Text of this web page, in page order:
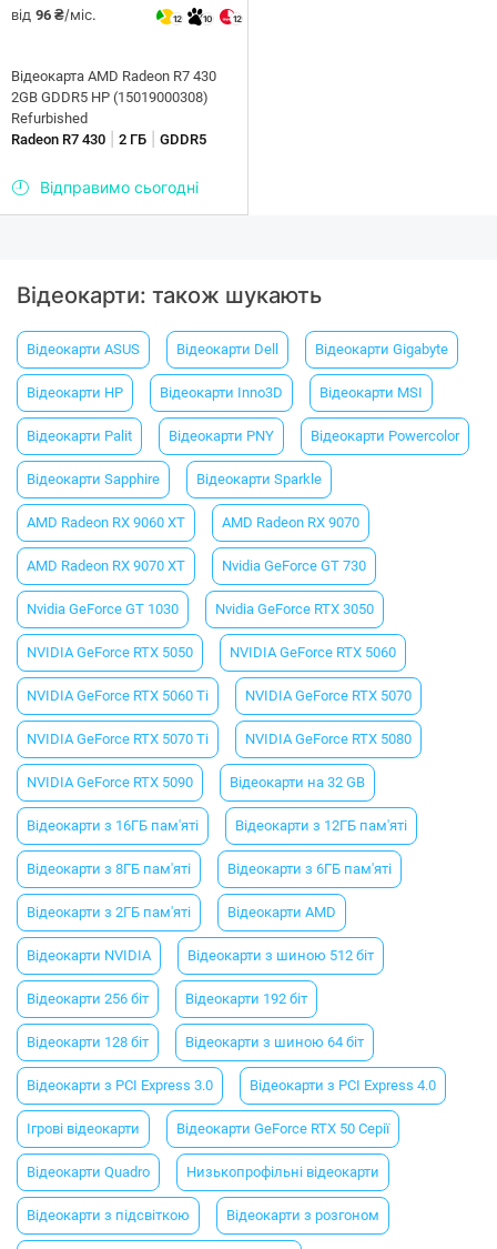
від 96 ₴/міс. 12 10 12
Відеокарта AMD Radeon R7 430
2GB GDDR5 HP (15019000308)
Refurbished
Radeon R7 430
2 ГБ GDDR5
Відправимо сьогодні
Відеокарти: також шукають
Відеокарти ASUS Відеокарти Dell Відеокарти Gigabyte
Відеокарти HP Відеокарти Inno3D Відеокарти MSI
Відеокарти Palit Відеокарти PNY Відеокарти Powercolor
Відеокарти Sapphire Відеокарти Sparkle
AMD Radeon RX 9060 XT AMD Radeon RX 9070
AMD Radeon RX 9070 XT Nvidia GeForce GT 730
Nvidia GeForce GT 1030 Nvidia GeForce RTX 3050
NVIDIA GeForce RTX 5050 NVIDIA GeForce RTX 5060
NVIDIA GeForce RTX 5060 Ti NVIDIA GeForce RTX 5070
NVIDIA GeForce RTX 5070 Ti NVIDIA GeForce RTX 5080
NVIDIA GeForce RTX 5090 Відеокарти на 32 GB
Відеокарти з 16ГБ пам'яті Відеокарти з 12ГБ пам'яті
Відеокарти з 8ГБ пам'яті Відеокарти з 6ГБ пам'яті
Відеокарти з 2ГБ пам'яті Відеокарти AMD
Відеокарти NVIDIA Відеокарти з шиною 512 біт
Відеокарти 256 біт Відеокарти 192 біт
Відеокарти 128 біт Відеокарти з шиною 64 біт
Відеокарти з PCI Express 3.0 Відеокарти з PCI Express 4.0
Ігрові відеокарти Відеокарти GeForce RTX 50 Серії
Відеокарти Quadro Низькопрофільні відеокарти
Відеокарти з підсвіткою Відеокарти з розгоном